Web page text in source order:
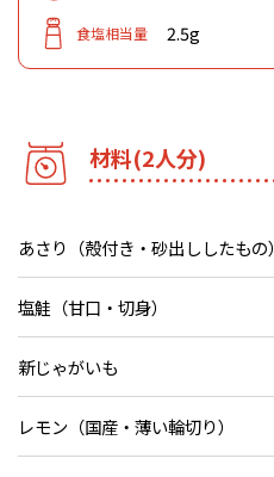
食塩相当量 2.5g
材料(2人分)
あさり（殻付き・砂出ししたもの）
塩鮭（甘口・切身）
新じゃがいも
レモン（国産・薄い輪切り）